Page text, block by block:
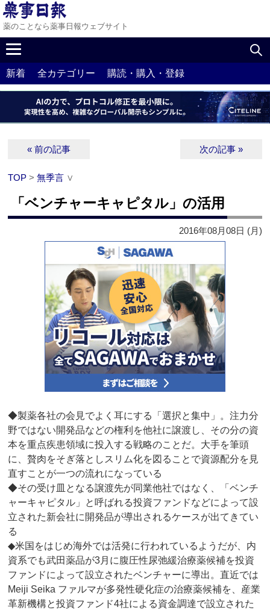
薬のことなら薬事日報ウェブサイト
新着 全カテゴリー 購読・購入・登録
« 前の記事 次の記事 »
TOP >無季言 ∨
「ベンチャーキャピタル」の活用
2016年08月08日 (月)
◆製薬各社の会見でよく耳にする「選択と集中」。注力分
野ではない開発品などの権利を他社に譲渡し、その分の資
本を重点疾患領域に投入する戦略のことだ。大手を筆頭
に、贅肉をそぎ落としスリム化を図ることで資源配分を見
直すことが一つの流れになっている
◆その受け皿となる譲渡先が同業他社ではなく、「ベンチ
ャーキャピタル」と呼ばれる投資ファンドなどによって設
立された新会社に開発品が導出されるケースが出てきてい
る
◆米国をはじめ海外では活発に行われているようだが、内
資系でも武田薬品が3月に腹圧性尿弛緩治療薬候補を投資
ファンドによって設立されたベンチャーに導出。直近では
Meiji Seika ファルマが多発性硬化症の治療薬候補を、産業
革新機構と投資ファンド4社による資金調達で設立された